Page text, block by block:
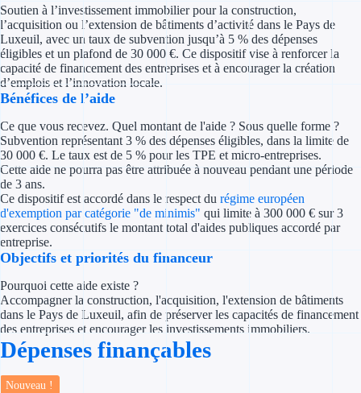
Subventions
Concours
Investir dans
Aides Fiscales et
Crédits &
Aides Urssaf
Soutien à l’investissement immobilier pour la construction,
l’acquisition ou l’extension de bâtiments d’activité dans le Pays de
Luxeuil, avec un taux de subvention jusqu’à 5 % des dépenses
éligibles et un plafond de 30 000 €. Ce dispositif vise à renforcer la
capacité de financement des entreprises et à encourager la création
d’emplois et l’innovation locale.
Bénéfices de l’aide
Ce que vous recevez. Quel montant de l'aide ? Sous quelle forme ?
Subvention représentant 3 % des dépenses éligibles, dans la limite de
30 000 €. Le taux est de 5 % pour les TPE et micro-entreprises.
Cette aide ne pourra pas être attribuée à nouveau pendant une période
de 3 ans.
Ce dispositif est accordé dans le respect du régime européen
d'exemption par catégorie "de minimis" qui limite à 300 000 € sur 3
exercices consécutifs le montant total d'aides publiques accordé par
entreprise.
Objectifs et priorités du financeur
Pourquoi cette aide existe ?
Accompagner la construction, l'acquisition, l'extension de bâtiments
dans le Pays de Luxeuil, afin de préserver les capacités de financement
des entreprises et encourager les investissements immobiliers.
Dépenses finançables
Nouveau !